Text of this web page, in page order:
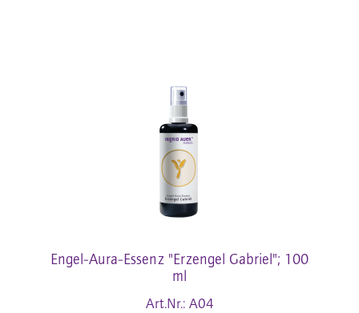
Engel-Aura-Essenz "Erzengel Gabriel"; 100
ml
Art.Nr.: A04